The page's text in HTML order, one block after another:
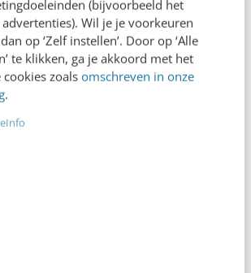
(bijvoorbeeld het
Wil je je voorkeuren
op ‘Zelf instellen’. Door op ‘Alle
te klikken, ga je akkoord met het
zoals omschreven in onze
.
integratie van
inzetbaarheid op de
De stichting werd opgericht en
op 24 april 2015. Ga
naar